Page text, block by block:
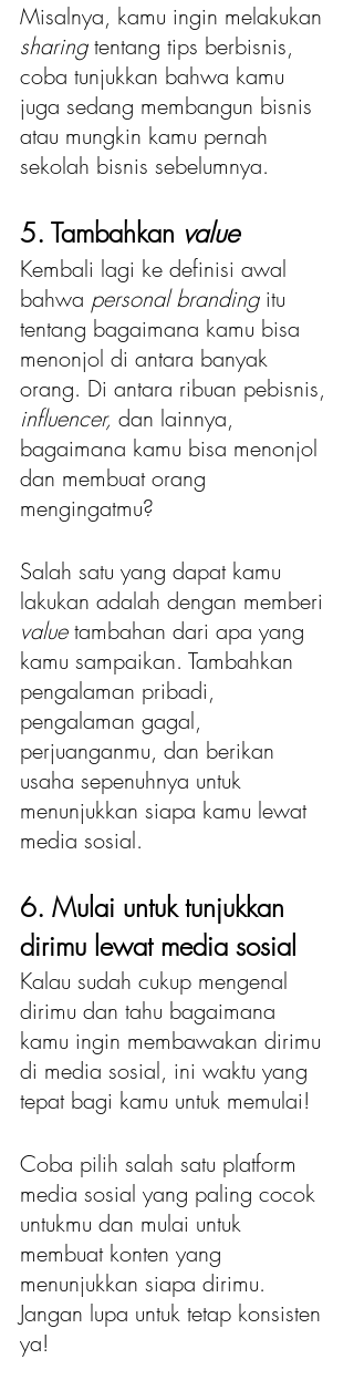
Misalnya, kamu ingin melakukan
sharing tentang tips berbisnis,
coba tunjukkan bahwa kamu
juga sedang membangun bisnis
atau mungkin kamu pernah
sekolah bisnis sebelumnya.
5. Tambahkan value
Kembali lagi ke definisi awal
bahwa personal branding itu
tentang bagaimana kamu bisa
menonjol di antara banyak
orang. Di antara ribuan pebisnis,
influencer, dan lainnya,
bagaimana kamu bisa menonjol
dan membuat orang
mengingatmu?
Salah satu yang dapat kamu
lakukan adalah dengan memberi
value tambahan dari apa yang
kamu sampaikan. Tambahkan
pengalaman pribadi,
pengalaman gagal,
perjuanganmu, dan berikan
usaha sepenuhnya untuk
menunjukkan siapa kamu lewat
media sosial.
6. Mulai untuk tunjukkan
dirimu lewat media sosial
Kalau sudah cukup mengenal
dirimu dan tahu bagaimana
kamu ingin membawakan dirimu
di media sosial, ini waktu yang
tepat bagi kamu untuk memulai!
Coba pilih salah satu platform
media sosial yang paling cocok
untukmu dan mulai untuk
membuat konten yang
menunjukkan siapa dirimu.
Jangan lupa untuk tetap konsisten
ya!